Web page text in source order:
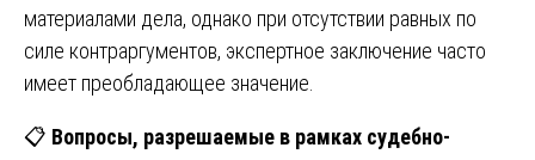
материалами дела, однако при отсутствии равных по
силе контраргументов, экспертное заключение часто
имеет преобладающее значение.
📋 Вопросы, разрешаемые в рамках судебно-